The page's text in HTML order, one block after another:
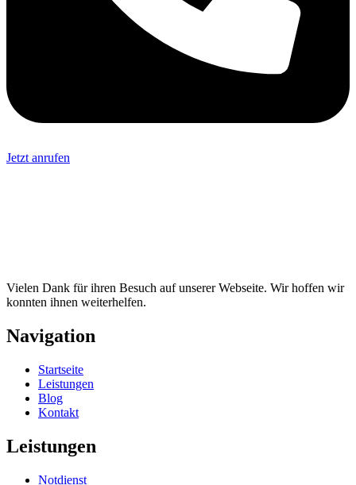
Jetzt anrufen
Vielen Dank für ihren Besuch auf unserer Webseite. Wir hoffen wir
konnten ihnen weiterhelfen.
Navigation
Startseite
Leistungen
Blog
Kontakt
Leistungen
Notdienst